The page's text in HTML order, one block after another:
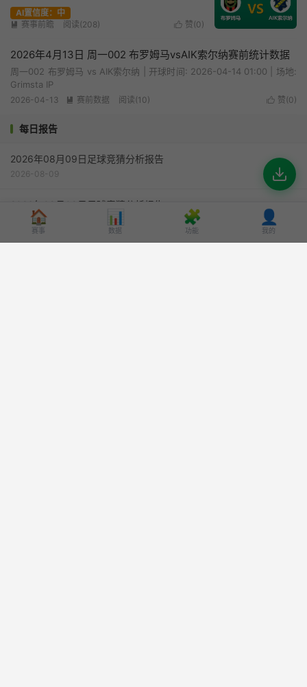
压，客场强势让步是否合理？
AI置信度：中
 赞(0)
 赛事前瞻 阅读(208)
2026年4月13日 周一002 布罗姆马vsAIK索尔纳赛前统计数据
周一002 布罗姆马 vs AIK索尔纳 | 开球时间: 2026-04-14 01:00 | 场地:
Grimsta IP
 赞(0)
2026-04-13  赛前数据 阅读(10)
每日报告
2026年08月09日足球竞猜分析报告
2026-08-09
2026年08月08日足球竞猜分析报告
2026-08-08
🏠
赛事
📊
数据
🧩
功能
👤
我的